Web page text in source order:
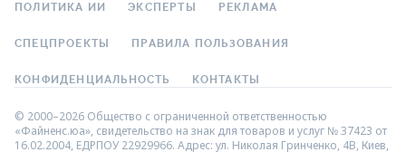
ПОЛИТИКА ИИ ЭКСПЕРТЫ РЕКЛАМА
СПЕЦПРОЕКТЫ ПРАВИЛА ПОЛЬЗОВАНИЯ
КОНФИДЕНЦИАЛЬНОСТЬ КОНТАКТЫ
© 2000–2026 Общество с ограниченной ответственностью
«Файненс.юа», свидетельство на знак для товаров и услуг № 37423 от
16.02.2004, ЕДРПОУ 22929966. Адрес: ул. Николая Гринченко, 4В, Киев,